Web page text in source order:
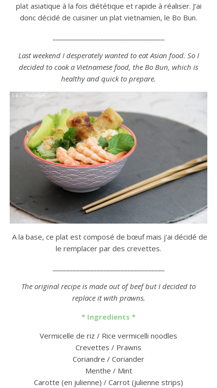
plat asiatique à la fois diététique et rapide à réaliser. J’ai
donc décidé de cuisiner un plat vietnamien, le Bo Bun.
Last weekend I desperately wanted to eat Asian food. So I
decided to cook a Vietnamese food, the Bo Bun, which is
healthy and quick to prepare.
A la base, ce plat est composé de bœuf mais j’ai décidé de
le remplacer par des crevettes.
The original recipe is made out of beef but I decided to
replace it with prawns.
* Ingredients *
Vermicelle de riz / Rice vermicelli noodles
Crevettes / Prawns
Coriandre / Coriander
Menthe / Mint
Carotte (en julienne) / Carrot (julienne strips)